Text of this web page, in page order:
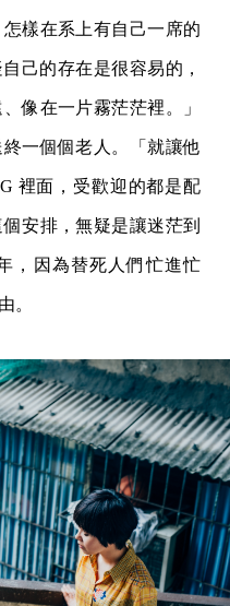
樣在系上有自己一席的
己的存在是很容易的，
像在一片霧茫茫裡。」
一個個老人。「就讓他
裡面，受歡迎的都是配
安排，無疑是讓迷茫到
，因為替死人們忙進忙
。